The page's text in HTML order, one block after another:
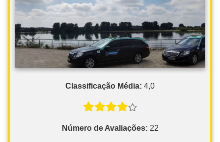
Classificação Média: 4,0
Número de Avaliações: 22